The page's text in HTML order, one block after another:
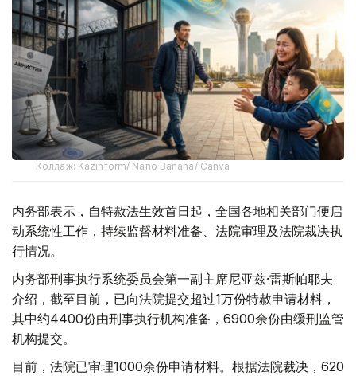
Коллаж: Kazinform/ Nano Banana/ Canva
内务部表示，自特赦法生效首日起，全国各地相关部门便启
动系统性工作，持续监督材料准备、法院审理及法院裁决执
行情况。
内务部刑事执行系统委员会第一副主席尼亚兹·雷斯帕耶夫
介绍，截至目前，已向法院提交超过1万份特赦申请材料，
其中约4400份由刑事执行机构准备，6900余份由缓刑监管
机构提交。
目前，法院已审理1000余份申请材料。根据法院裁决，620